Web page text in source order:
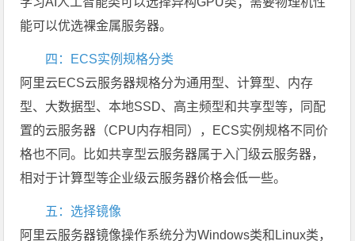
能可以优选裸金属服务器。
四：ECS实例规格分类
阿里云ECS云服务器规格分为通用型、计算型、内存
型、大数据型、本地SSD、高主频型和共享型等，同配
置的云服务器（CPU内存相同），ECS实例规格不同价
格也不同。比如共享型云服务器属于入门级云服务器，
相对于计算型等企业级云服务器价格会低一些。
五：选择镜像
阿里云服务器镜像操作系统分为Windows类和Linux类，